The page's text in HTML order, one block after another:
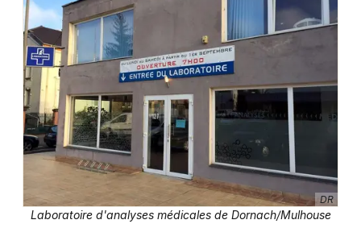
Santé et soin en Alsace
Santé et soin dans le Grand Est
Jeux concours
Newsletter des sorties DR
Laboratoire d'analyses médicales de Dornach/Mulhouse